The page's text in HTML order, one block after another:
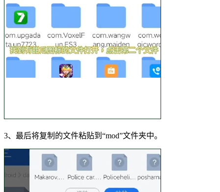
3、最后将复制的文件粘贴到“mod”文件夹中。